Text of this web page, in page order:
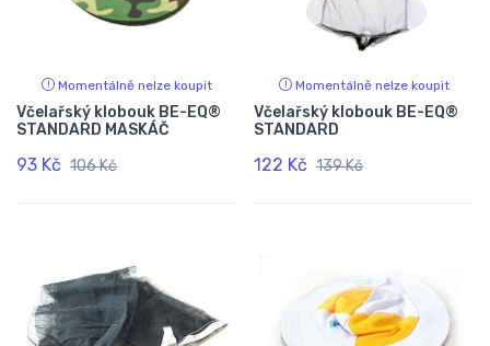
Momentálně nelze koupit
Včelařský klobouk BE-EQ®
STANDARD MASKÁČ
93 Kč 106 Kč
Momentálně nelze koupit
Včelařský klobouk BE-EQ®
STANDARD
122 Kč 139 Kč